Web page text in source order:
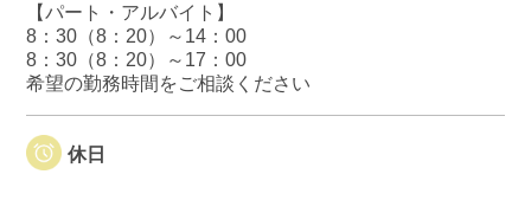
【パート・アルバイト】
8：30（8：20）～14：00
8：30（8：20）～17：00
希望の勤務時間をご相談ください
休日